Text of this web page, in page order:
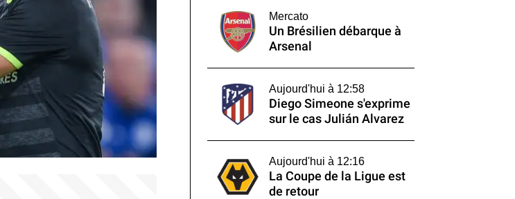
Mercato
Un Brésilien débarque à
Arsenal
Aujourd'hui à 12:58
Diego Simeone s'exprime
sur le cas Julián Alvarez
Aujourd'hui à 12:16
La Coupe de la Ligue est
de retour